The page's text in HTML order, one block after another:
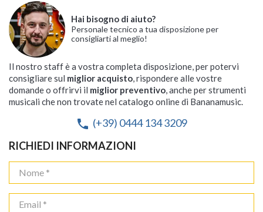
Hai bisogno di aiuto?
Personale tecnico a tua disposizione per
consigliarti al meglio!
Il nostro staff è a vostra completa disposizione, per potervi
consigliare sul miglior acquisto, rispondere alle vostre
domande o offrirvi il miglior preventivo, anche per strumenti
musicali che non trovate nel catalogo online di Bananamusic.
phone (+39) 0444 134 3209
RICHIEDI INFORMAZIONI